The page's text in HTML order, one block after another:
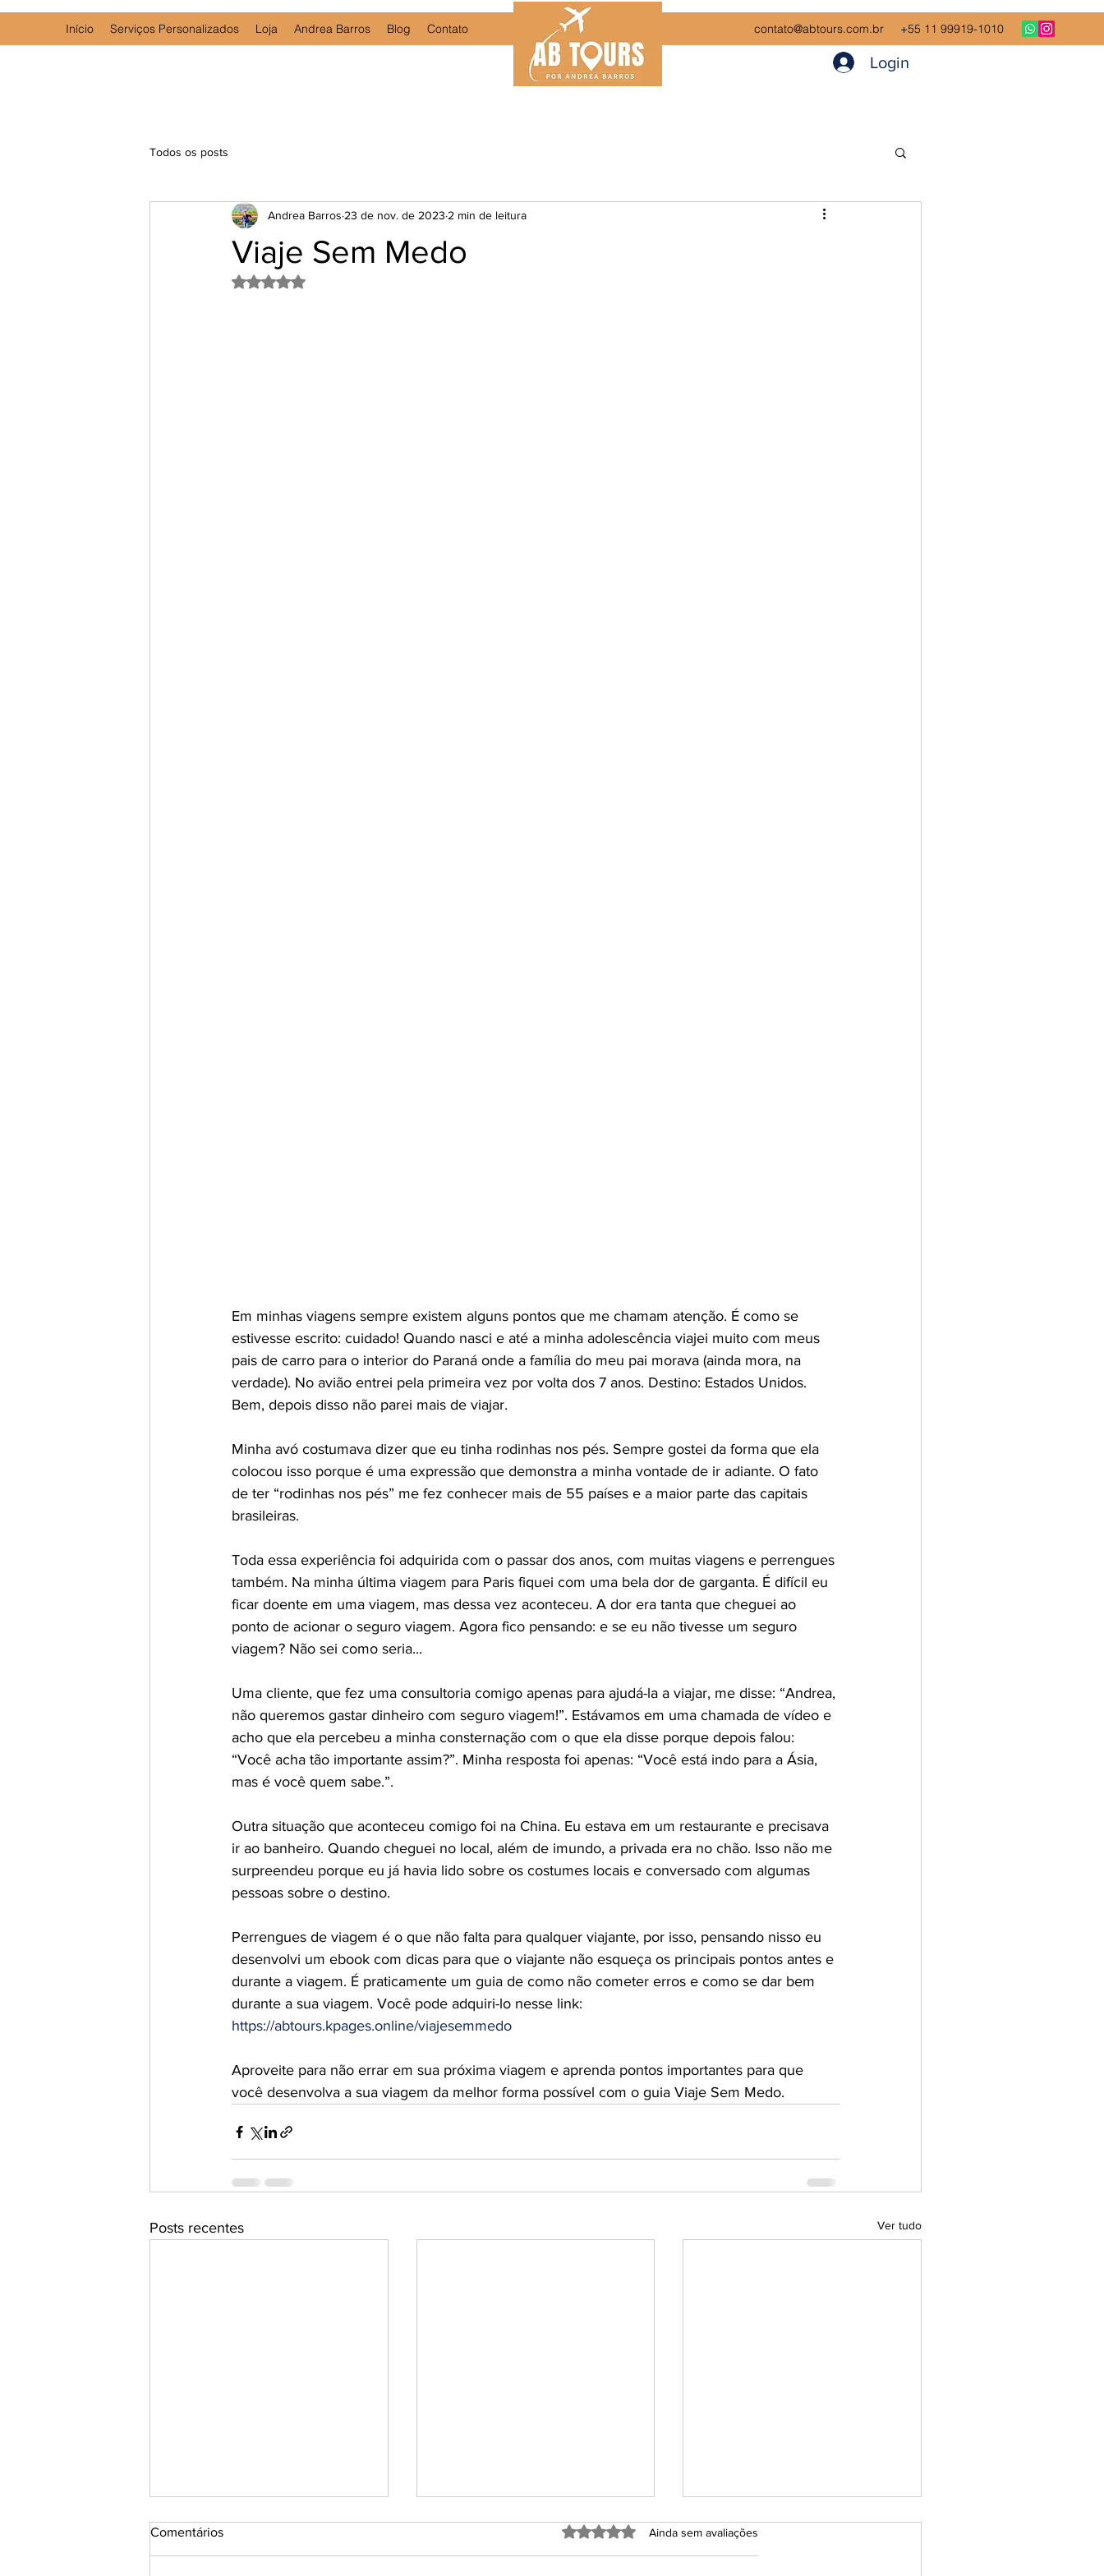
Início Serviços Personalizados Loja Andrea Barros Blog Contato contato@abtours.com.br +55 11 99919-1010
Login
Todos os posts
Viaje Sem Medo
Andrea Barros 23 de nov. de 2023 2 min de leitura
Avaliado com NaN de 5 estrelas.
Em minhas viagens sempre existem alguns pontos que me chamam atenção. É como se
estivesse escrito: cuidado! Quando nasci e até a minha adolescência viajei muito com meus
pais de carro para o interior do Paraná onde a família do meu pai morava (ainda mora, na
verdade). No avião entrei pela primeira vez por volta dos 7 anos. Destino: Estados Unidos.
Bem, depois disso não parei mais de viajar.
Minha avó costumava dizer que eu tinha rodinhas nos pés. Sempre gostei da forma que ela
colocou isso porque é uma expressão que demonstra a minha vontade de ir adiante. O fato
de ter “rodinhas nos pés” me fez conhecer mais de 55 países e a maior parte das capitais
brasileiras.
Toda essa experiência foi adquirida com o passar dos anos, com muitas viagens e perrengues
também. Na minha última viagem para Paris fiquei com uma bela dor de garganta. É difícil eu
ficar doente em uma viagem, mas dessa vez aconteceu. A dor era tanta que cheguei ao
ponto de acionar o seguro viagem. Agora fico pensando: e se eu não tivesse um seguro
viagem? Não sei como seria...
Uma cliente, que fez uma consultoria comigo apenas para ajudá-la a viajar, me disse: “Andrea,
não queremos gastar dinheiro com seguro viagem!”. Estávamos em uma chamada de vídeo e
acho que ela percebeu a minha consternação com o que ela disse porque depois falou:
“Você acha tão importante assim?”. Minha resposta foi apenas: “Você está indo para a Ásia,
mas é você quem sabe.”.
Outra situação que aconteceu comigo foi na China. Eu estava em um restaurante e precisava
ir ao banheiro. Quando cheguei no local, além de imundo, a privada era no chão. Isso não me
surpreendeu porque eu já havia lido sobre os costumes locais e conversado com algumas
pessoas sobre o destino.
Perrengues de viagem é o que não falta para qualquer viajante, por isso, pensando nisso eu
desenvolvi um ebook com dicas para que o viajante não esqueça os principais pontos antes e
durante a viagem. É praticamente um guia de como não cometer erros e como se dar bem
durante a sua viagem. Você pode adquiri-lo nesse link:
https://abtours.kpages.online/viajesemmedo
Aproveite para não errar em sua próxima viagem e aprenda pontos importantes para que
você desenvolva a sua viagem da melhor forma possível com o guia Viaje Sem Medo.
Posts recentes Ver tudo
Comentários Avaliado com 0 de 5 estrelas.
Ainda sem avaliações